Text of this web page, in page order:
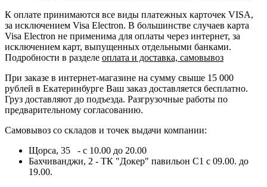
К оплате принимаются все виды платежных карточек VISA,
за исключением Visa Electron. В большинстве случаев карта
Visa Electron не применима для оплаты через интернет, за
исключением карт, выпущенных отдельными банками.
Подробности в разделе оплата и доставка, самовывоз
При заказе в интернет-магазине на сумму свыше 15 000
рублей в Екатеринбурге Ваш заказ доставляется бесплатно.
Груз доставляют до подъезда. Разгрузочные работы по
предварительному согласованию.
Самовывоз со складов и точек выдачи компании:
Щорса, 35 - с 10.00 до 20.00
Бахчиванджи, 2 - ТК "Докер" павильон С1 с 09.00. до
19.00.